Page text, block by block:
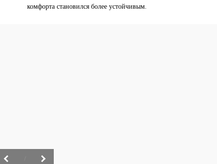
комфорта становился более устойчивым.